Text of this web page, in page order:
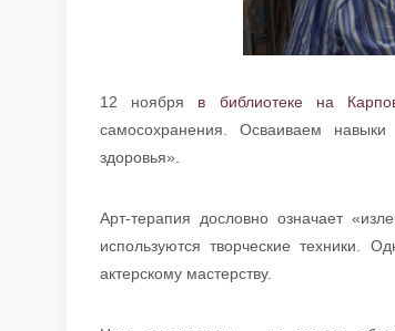
12 ноября в библиотеке на
самосохранения. Осваиваем
здоровья».
Арт-терапия дословно означает
используются творческие техники.
актерскому мастерству.